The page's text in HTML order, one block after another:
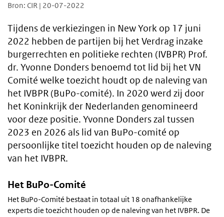
Bron: CIR | 20-07-2022
Tijdens de verkiezingen in New York op 17 juni
2022 hebben de partijen bij het Verdrag inzake
burgerrechten en politieke rechten (IVBPR) Prof.
dr. Yvonne Donders benoemd tot lid bij het VN
Comité welke toezicht houdt op de naleving van
het IVBPR (BuPo-comité). In 2020 werd zij door
het Koninkrijk der Nederlanden genomineerd
voor deze positie. Yvonne Donders zal tussen
2023 en 2026 als lid van BuPo-comité op
persoonlijke titel toezicht houden op de naleving
van het IVBPR.
Het BuPo-Comité
Het BuPo-Comité bestaat in totaal uit 18 onafhankelijke
experts die toezicht houden op de naleving van het IVBPR. De